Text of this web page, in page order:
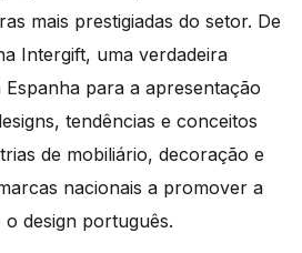
mais prestigiadas do setor. De
Intergift, uma verdadeira
para a apresentação
tendências e conceitos
de mobiliário, decoração e
nacionais a promover a
design português.